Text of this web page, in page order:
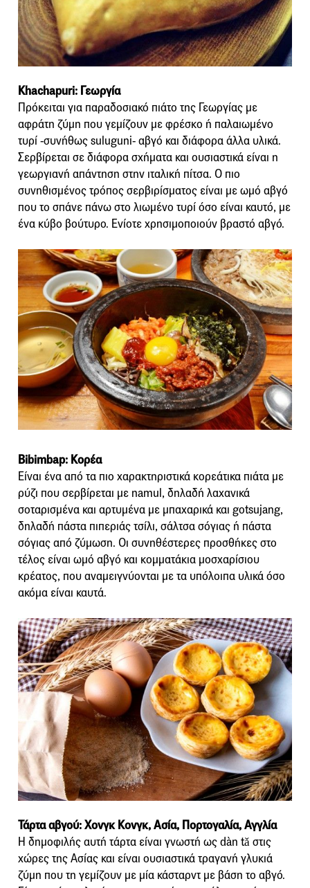
Khachapuri: Γεωργία
Πρόκειται για παραδοσιακό πιάτο της Γεωργίας με
αφράτη ζύμη που γεμίζουν με φρέσκο ή παλαιωμένο
τυρί -συνήθως suluguni- αβγό και διάφορα άλλα υλικά.
Σερβίρεται σε διάφορα σχήματα και ουσιαστικά είναι η
γεωργιανή απάντηση στην ιταλική πίτσα. Ο πιο
συνηθισμένος τρόπος σερβιρίσματος είναι με ωμό αβγό
που το σπάνε πάνω στο λιωμένο τυρί όσο είναι καυτό, με
ένα κύβο βούτυρο. Ενίοτε χρησιμοποιούν βραστό αβγό.
Bibimbap: Κορέα
Είναι ένα από τα πιο χαρακτηριστικά κορεάτικα πιάτα με
ρύζι που σερβίρεται με namul, δηλαδή λαχανικά
σοταρισμένα και αρτυμένα με μπαχαρικά και gotsujang,
δηλαδή πάστα πιπεριάς τσίλι, σάλτσα σόγιας ή πάστα
σόγιας από ζύμωση. Οι συνηθέστερες προσθήκες στο
τέλος είναι ωμό αβγό και κομματάκια μοσχαρίσιου
κρέατος, που αναμειγνύονται με τα υπόλοιπα υλικά όσο
ακόμα είναι καυτά.
Τάρτα αβγού: Χονγκ Κονγκ, Ασία, Πορτογαλία, Αγγλία
Η δημοφιλής αυτή τάρτα είναι γνωστή ως dàn tǎ στις
χώρες της Ασίας και είναι ουσιαστικά τραγανή γλυκιά
ζύμη που τη γεμίζουν με μία κάσταρντ με βάση το αβγό.